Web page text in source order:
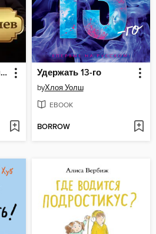
Весь Тургенев в одном томе. Стихотворения, статьи, наброски. Удержать 13-го
byХлоя Уолш
EBOOK
BORROW